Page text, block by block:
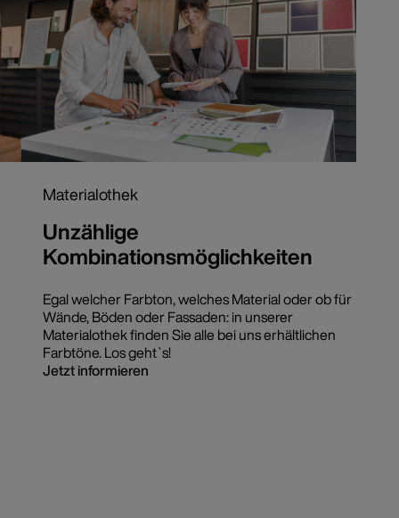
Materialothek
Unzählige
Kombinationsmöglichkeiten
Egal welcher Farbton, welches Material oder ob für
Wände, Böden oder Fassaden: in unserer
Materialothek finden Sie alle bei uns erhältlichen
Farbtöne. Los geht`s!
Jetzt informieren